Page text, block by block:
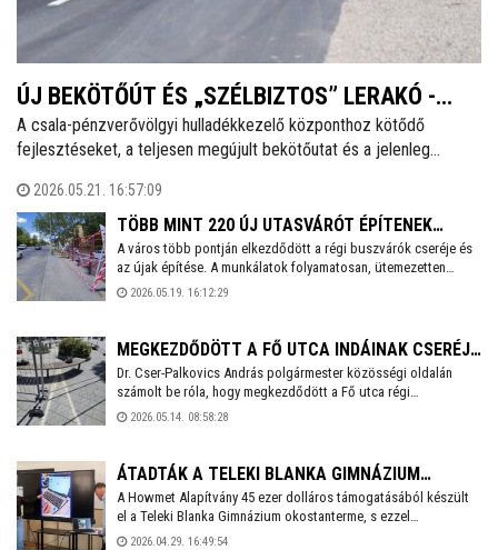
ÚJ BEKÖTŐÚT ÉS „SZÉLBIZTOS” LERAKÓ -
FEJLESZTÉSEK A CSALAI HULLADÉKKEZELŐ
TELEPEN
A csala-pénzverővölgyi hulladékkezelő központhoz kötődő
fejlesztéseket, a teljesen megújult bekötőutat és a jelenleg
meg csütörtökön délután dr. Cser-Palkovics András polgármester
és Östör Annamária, a városrész önkormányzati képviselője.
2026.05.21. 16:57:09
TÖBB MINT 220 ÚJ UTASVÁRÓT ÉPÍTENEK
VÁROSSZERTE - ŐSZIG TART A KIVITELEZÉS
A város több pontján elkezdődött a régi buszvárók cseréje és
az újak építése. A munkálatok folyamatosan, ütemezetten
zajlanak, ezért egyes helyszíneken ideiglenesen elbontották a
háromszáz fedett váró lesz a városban.
2026.05.19. 16:12:29
MEGKEZDŐDÖTT A FŐ UTCA INDÁINAK CSERÉJE
- EGYEDI DÍSZKÖVEK LESZNEK A HELYÜKÖN
Dr. Cser-Palkovics András polgármester közösségi oldalán
számolt be róla, hogy megkezdődött a Fő utca régi
fénycsíkjainak cseréje. Helyükre egyedi gravírozású, új
2026.05.14. 08:58:28
ÁTADTÁK A TELEKI BLANKA GIMNÁZIUM
OKOSTANTERMÉT ÉS AZ ÚJ
SPEKTROFOTOMÉTEREKET
A Howmet Alapítvány 45 ezer dolláros támogatásából készült
el a Teleki Blanka Gimnázium okostanterme, s ezzel
párhuzamosan az iskola hat tanára is részt vett a korszerű
2026.04.29. 16:49:54